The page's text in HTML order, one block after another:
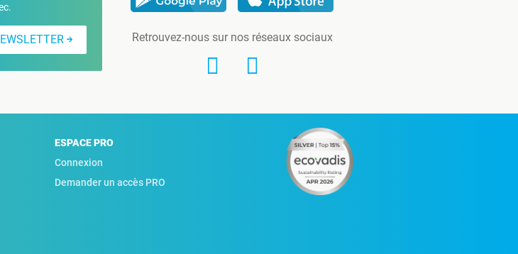
Retrouvez-nous sur nos réseaux sociaux
ESPACE PRO
Connexion
Demander un accès PRO